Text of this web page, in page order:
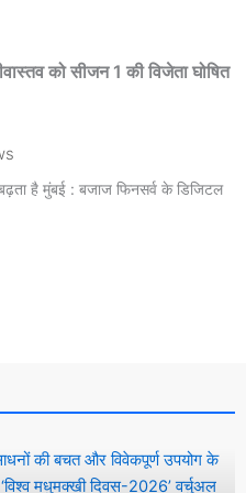
को सीजन 1 की विजेता घोषित
है मुंबई : बजाज फिनसर्व के डिजिटल